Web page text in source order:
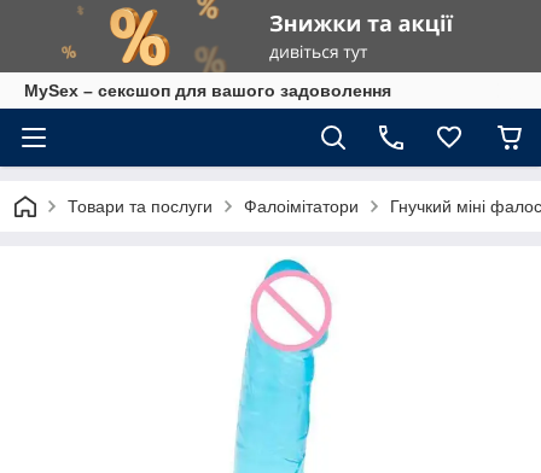
MySex – сексшоп для вашого задоволення
Товари та послуги Фалоімітатори Гнучкий міні